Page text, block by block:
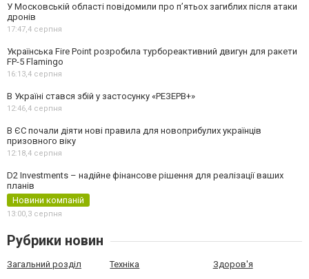
У Московській області повідомили про п’ятьох загиблих після атаки
дронів
17:47, 4 серпня
Українська Fire Point розробила турбореактивний двигун для ракети
FP-5 Flamingo
16:13, 4 серпня
В Україні стався збій у застосунку «РЕЗЕРВ+»
12:46, 4 серпня
В ЄС почали діяти нові правила для новоприбулих українців
призовного віку
12:18, 4 серпня
D2 Investments – надійне фінансове рішення для реалізації ваших
планів
Новини компаній
13:00, 3 серпня
Рубрики новин
Загальний розділ Техніка Здоров'я